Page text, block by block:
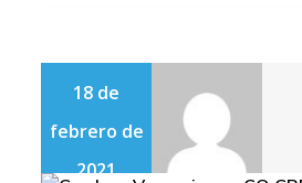
18 de
febrero de
2021